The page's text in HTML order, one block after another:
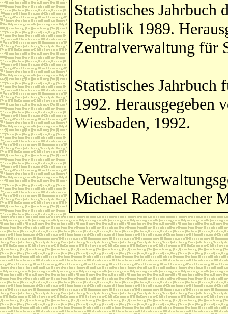
Statistisches Jahrbuch
Republik 1989.
Zentralverwaltung für
Statistisches
1992. Herausgegeben
Wiesbaden, 1992.
Deutsche
Michael Rademacher